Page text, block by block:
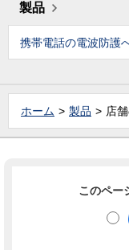
製品
携帯電話の電波防護
ホーム 製品 店
このペー